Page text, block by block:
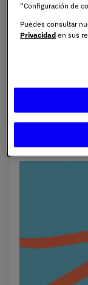
28 de Mayo de
opciones
“Configuración de
Puedes consultar
Privacidad en sus